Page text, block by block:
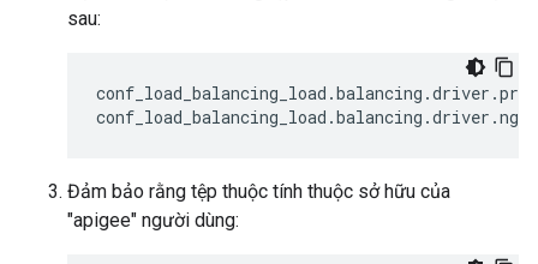
sau:
conf_load_balancing_load .balancing .driver .
conf_load_balancing_load .balancing .driver .
Đảm bảo rằng tệp thuộc tính thuộc sở hữu của
"apigee" người dùng: